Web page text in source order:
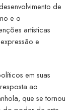
de
e o
artísticas
e
em suas
ao
que se tornou